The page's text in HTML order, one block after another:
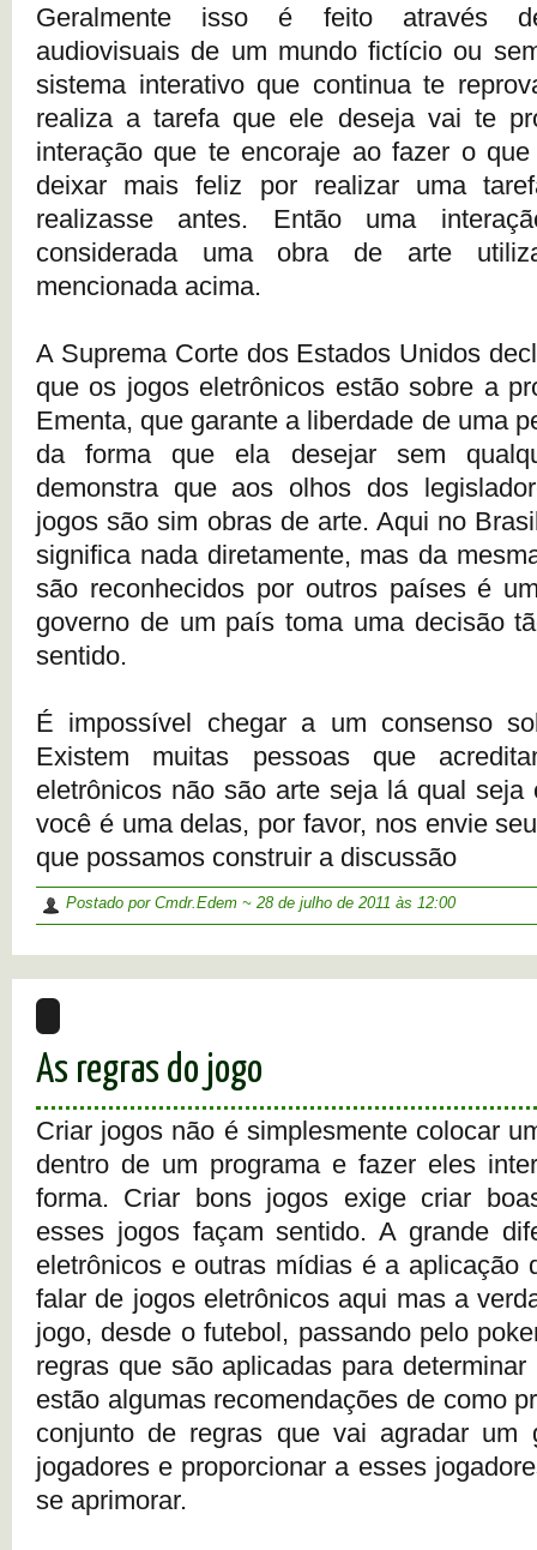
Geralmente isso é feito através de
audiovisuais de um mundo fictício ou
sistema interativo que continua te
realiza a tarefa que ele deseja vai te
interação que te encoraje ao fazer o
deixar mais feliz por realizar uma
realizasse antes. Então uma
considerada uma obra de arte
mencionada acima.
A Suprema Corte dos Estados Unidos
que os jogos eletrônicos estão sobre a
Ementa, que garante a liberdade de uma
da forma que ela desejar sem
demonstra que aos olhos dos
jogos são sim obras de arte. Aqui no
significa nada diretamente, mas da
são reconhecidos por outros países é
governo de um país toma uma decisão
sentido.
É impossível chegar a um consenso
Existem muitas pessoas que
eletrônicos não são arte seja lá qual seja
você é uma delas, por favor, nos envie
que possamos construir a discussão
Postado por Cmdr.Edem ~ 28 de julho de 2011 às 12:00
As regras do jogo
Criar jogos não é simplesmente colocar
dentro de um programa e fazer eles
forma. Criar bons jogos exige criar
esses jogos façam sentido. A grande
eletrônicos e outras mídias é a aplicação
falar de jogos eletrônicos aqui mas a
jogo, desde o futebol, passando pelo
regras que são aplicadas para
estão algumas recomendações de como
conjunto de regras que vai agradar um
jogadores e proporcionar a esses
se aprimorar.